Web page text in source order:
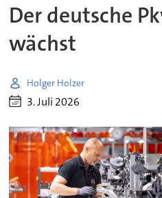
Der deutsche
wächst
Holger Holzer
3. Juli 2026